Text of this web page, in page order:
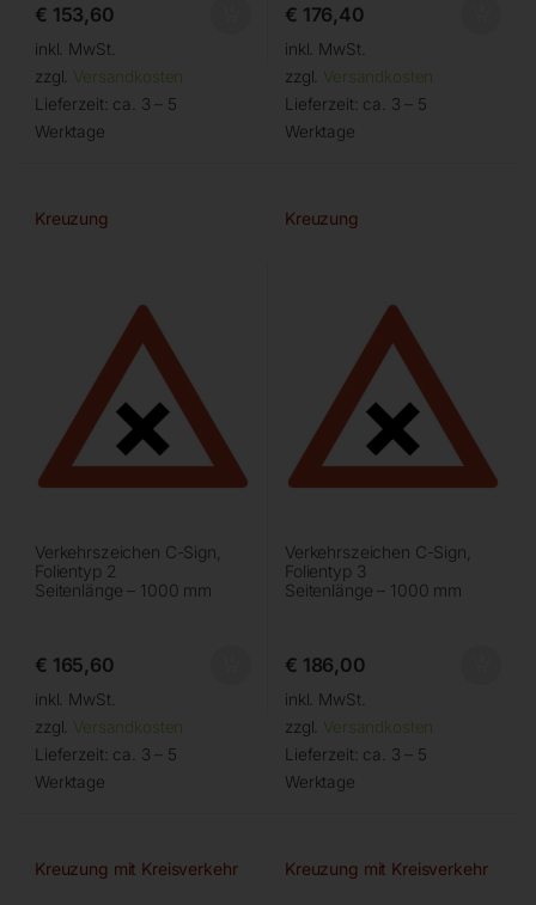
€ 153,60
inkl. MwSt.
zzgl. Versandkosten
Lieferzeit: ca. 3 – 5
Werktage
€ 176,40
inkl. MwSt.
zzgl. Versandkosten
Lieferzeit: ca. 3 – 5
Werktage
Kreuzung
Verkehrszeichen C-Sign,
Folientyp 2
Seitenlänge – 1000 mm
€ 165,60
inkl. MwSt.
zzgl. Versandkosten
Lieferzeit: ca. 3 – 5
Werktage
Kreuzung
Verkehrszeichen C-Sign,
Folientyp 3
Seitenlänge – 1000 mm
€ 186,00
inkl. MwSt.
zzgl. Versandkosten
Lieferzeit: ca. 3 – 5
Werktage
Kreuzung mit Kreisverkehr Kreuzung mit Kreisverkehr